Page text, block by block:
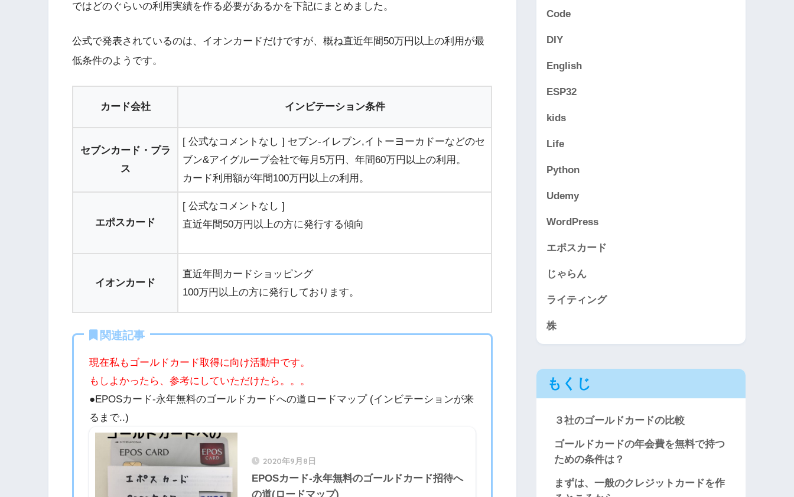
ではどのぐらいの利用実績を作る必要があるかを下記にまとめました。
公式で発表されているのは、イオンカードだけですが、概ね直近年間50万円以上の利用が最
低条件のようです。
カード会社 インビテーション条件
セブンカード・プラ
ス
[ 公式なコメントなし ] セブン-イレブン,イトーヨーカドーなどのセ
ブン&アイグループ会社で毎月5万円、年間60万円以上の利用。
カード利用額が年間100万円以上の利用。
エポスカード
[ 公式なコメントなし ]
直近年間50万円以上の方に発行する傾向
イオンカード
直近年間カードショッピング
100万円以上の方に発行しております。
関連記事
現在私もゴールドカード取得に向け活動中です。
もしよかったら、参考にしていただけたら。。。
●EPOSカード-永年無料のゴールドカードへの道ロードマップ (インビテーションが来
るまで..)
2020年9月8日
EPOSカード-永年無料のゴールドカード招待へ
の道(ロードマップ)
Code
DIY
English
ESP32
kids
Life
Python
Udemy
WordPress
エポスカード
じゃらん
ライティング
株
もくじ
３社のゴールドカードの比較
ゴールドカードの年会費を無料で持つ
ための条件は？
まずは、一般のクレジットカードを作